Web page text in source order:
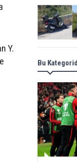
Y.
Bu